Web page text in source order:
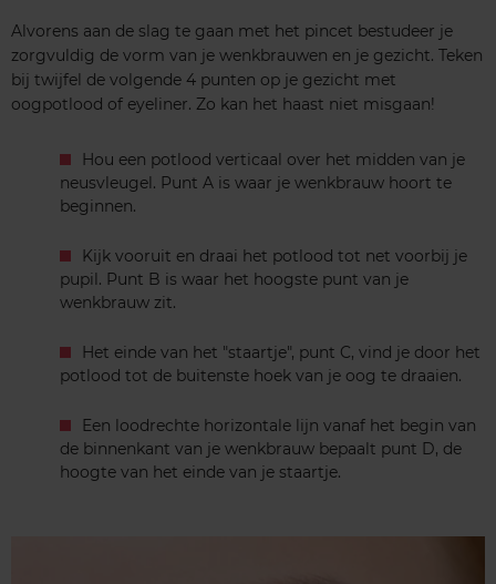
Alvorens aan de slag te gaan met het pincet bestudeer je
zorgvuldig de vorm van je wenkbrauwen en je gezicht. Teken
bij twijfel de volgende 4 punten op je gezicht met
oogpotlood of eyeliner. Zo kan het haast niet misgaan!
Hou een potlood verticaal over het midden van je
neusvleugel. Punt A is waar je wenkbrauw hoort te
beginnen.
Kijk vooruit en draai het potlood tot net voorbij je
pupil. Punt B is waar het hoogste punt van je
wenkbrauw zit.
Het einde van het "staartje", punt C, vind je door het
potlood tot de buitenste hoek van je oog te draaien.
Een loodrechte horizontale lijn vanaf het begin van
de binnenkant van je wenkbrauw bepaalt punt D, de
hoogte van het einde van je staartje.